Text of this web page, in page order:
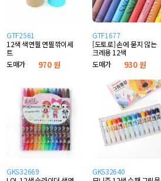
GTF2561
12색 색연필 연필깎이세
트
도매가
970 원
GTF1677
[도토로] 손에 묻지 않는
크레용 12색
도매가
930 원
GKS32669
GKS32640